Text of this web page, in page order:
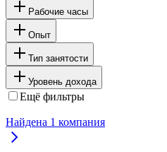
Рабочие часы
Опыт
Тип занятости
Уровень дохода
Ещё фильтры
Найдена 1 компания